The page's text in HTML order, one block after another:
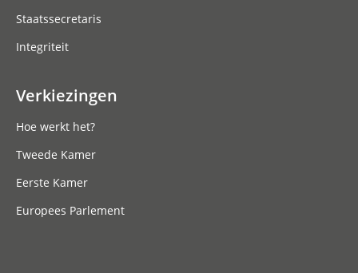
Staatssecretaris
Integriteit
Verkiezingen
Hoe werkt het?
Tweede Kamer
Eerste Kamer
Europees Parlement